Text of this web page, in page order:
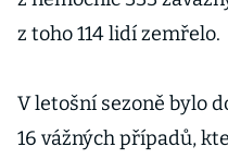
z toho 114 lidí zemřelo.
V letošní sezoně bylo
16 vážných případů,